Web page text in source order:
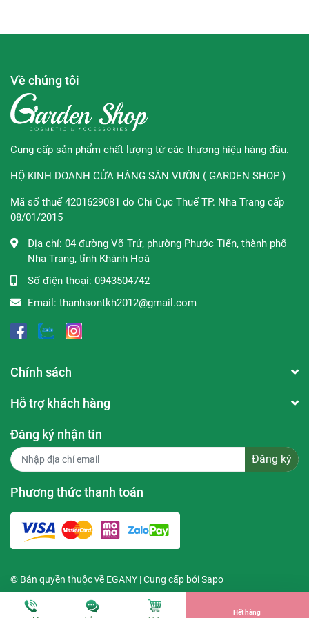
- Bảo vệ da khỏi tác động của ánh nắng mặt trời và bảo vệ
- Với kết cấu lỏng, kem dưỡng da không gây cảm giác bết
dính khó chịu trong quá trình sử dụng.
∞Hướng dẫn sử dụng:
- Dùng hàng ngày, cho mọi loại da.
- Nên tắm sạch và lau khô rồi mới thoa kem dưỡng trắng
body để các dưỡng chất đạt hiệu quả tối ưu.
Thương hiệu: Louv Cell
Xuất xứ thương hiệu:Hàn Quốc
Sản xuất tại:Hàn Quốc
Dung tích: 250ml
Về chúng tôi
Cung cấp sản phẩm chất lượng từ các thương hiệu hàng đầu.
HỘ KINH DOANH CỬA HÀNG SÂN VƯỜN ( GARDEN SHOP )
Mã số thuế 4201629081 do Chi Cục Thuế TP. Nha Trang cấp
08/01/2015
Địa chỉ: 04 đường Võ Trứ, phường Phước Tiến, thành phố
Nha Trang, tỉnh Khánh Hoà
Số điện thoại: 0943504742
Email: thanhsontkh2012@gmail.com
Chính sách
Hỗ trợ khách hàng
Đăng ký nhận tin
Đăng ký
Phương thức thanh toán
© Bản quyền thuộc về EGANY | Cung cấp bởiSapo
Hết hàng